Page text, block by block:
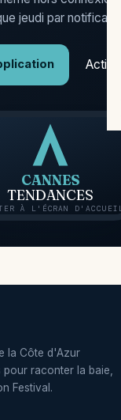
jeudi par
CANNES
TENDANCES
À L'ÉCRAN D'ACCUEIL
la Côte d'Azur
pour raconter la baie,
Festival.